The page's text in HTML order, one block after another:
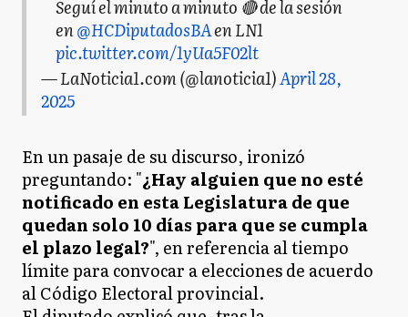
Seguí el minuto a minuto 🔴 de la sesión
en@HCDiputadosBAen LN1
pic.twitter.com/1yUa5F02lt
— LaNoticia1.com (@lanoticia1)April 28,
2025
En un pasaje de su discurso, ironizó
preguntando: "¿Hay alguien que no esté
notificado en esta Legislatura de que
quedan solo 10 días para que se cumpla
el plazo legal?", en referencia al tiempo
límite para convocar a elecciones de acuerdo
al Código Electoral provincial.